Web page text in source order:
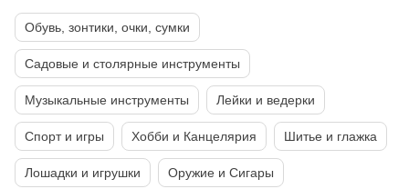
Обувь, зонтики, очки, сумки
Садовые и столярные инструменты
Музыкальные инструменты Лейки и ведерки
Спорт и игры Хобби и Канцелярия Шитье и глажка
Лошадки и игрушки Оружие и Сигары